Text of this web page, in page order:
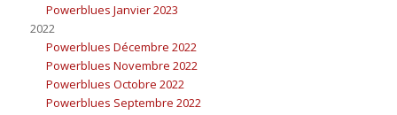
Powerblues Janvier 2023
2022
Powerblues Décembre 2022
Powerblues Novembre 2022
Powerblues Octobre 2022
Powerblues Septembre 2022